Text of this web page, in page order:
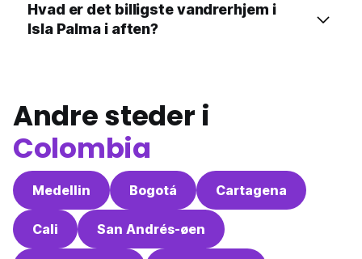
Hvad er det billigste vandrerhjem i
Isla Palma i aften?
Andre steder i
Colombia
Medellin Bogotá Cartagena
Cali San Andrés-øen